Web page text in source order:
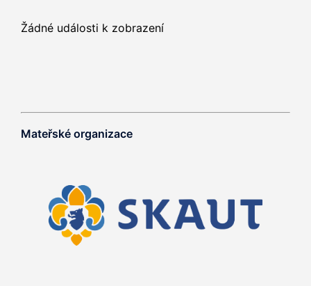
Žádné události k zobrazení
Mateřské organizace